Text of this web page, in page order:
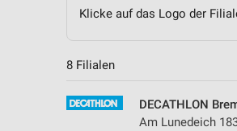
Klicke auf das Logo der
8 Filialen
DECATHLON
Am Lunedeich